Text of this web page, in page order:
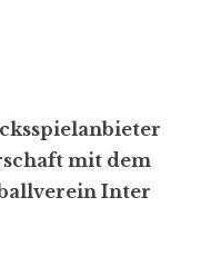
mit dem
Inter